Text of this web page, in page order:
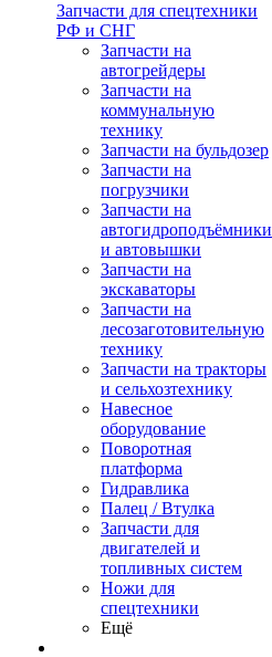
Запчасти для спецтехники
РФ и СНГ
Запчасти на
автогрейдеры
Запчасти на
коммунальную
технику
Запчасти на бульдозер
Запчасти на
погрузчики
Запчасти на
автогидроподъёмники
и автовышки
Запчасти на
экскаваторы
Запчасти на
лесозаготовительную
технику
Запчасти на тракторы
и сельхозтехнику
Навесное
оборудование
Поворотная
платформа
Гидравлика
Палец / Втулка
Запчасти для
двигателей и
топливных систем
Ножи для
спецтехники
Ещё